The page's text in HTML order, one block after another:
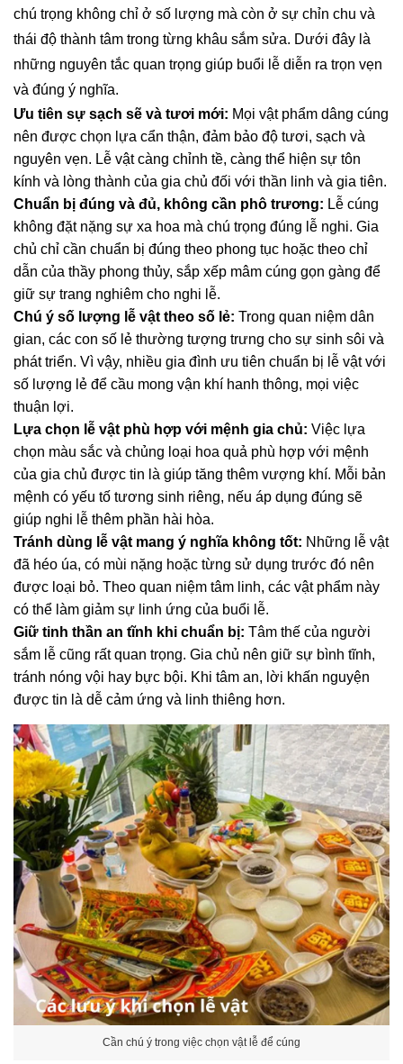
chú trọng không chỉ ở số lượng mà còn ở sự chỉn chu và
thái độ thành tâm trong từng khâu sắm sửa. Dưới đây là
những nguyên tắc quan trọng giúp buổi lễ diễn ra trọn vẹn
và đúng ý nghĩa.
Ưu tiên sự sạch sẽ và tươi mới: Mọi vật phẩm dâng cúng
nên được chọn lựa cẩn thận, đảm bảo độ tươi, sạch và
nguyên vẹn. Lễ vật càng chỉnh tề, càng thể hiện sự tôn
kính và lòng thành của gia chủ đối với thần linh và gia tiên.
Chuẩn bị đúng và đủ, không cần phô trương: Lễ cúng
không đặt nặng sự xa hoa mà chú trọng đúng lễ nghi. Gia
chủ chỉ cần chuẩn bị đúng theo phong tục hoặc theo chỉ
dẫn của thầy phong thủy, sắp xếp mâm cúng gọn gàng để
giữ sự trang nghiêm cho nghi lễ.
Chú ý số lượng lễ vật theo số lẻ: Trong quan niệm dân
gian, các con số lẻ thường tượng trưng cho sự sinh sôi và
phát triển. Vì vậy, nhiều gia đình ưu tiên chuẩn bị lễ vật với
số lượng lẻ để cầu mong vận khí hanh thông, mọi việc
thuận lợi.
Lựa chọn lễ vật phù hợp với mệnh gia chủ: Việc lựa
chọn màu sắc và chủng loại hoa quả phù hợp với mệnh
của gia chủ được tin là giúp tăng thêm vượng khí. Mỗi bản
mệnh có yếu tố tương sinh riêng, nếu áp dụng đúng sẽ
giúp nghi lễ thêm phần hài hòa.
Tránh dùng lễ vật mang ý nghĩa không tốt: Những lễ vật
đã héo úa, có mùi nặng hoặc từng sử dụng trước đó nên
được loại bỏ. Theo quan niệm tâm linh, các vật phẩm này
có thể làm giảm sự linh ứng của buổi lễ.
Giữ tinh thần an tĩnh khi chuẩn bị: Tâm thế của người
sắm lễ cũng rất quan trọng. Gia chủ nên giữ sự bình tĩnh,
tránh nóng vội hay bực bội. Khi tâm an, lời khấn nguyện
được tin là dễ cảm ứng và linh thiêng hơn.
Cần chú ý trong việc chọn vật lễ để cúng